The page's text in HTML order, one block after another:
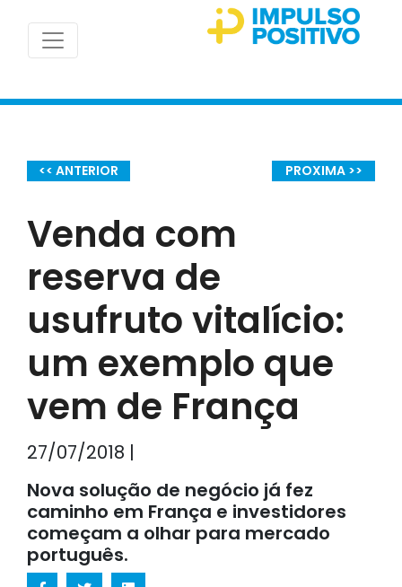
<< ANTERIOR PROXIMA >>
Venda com
reserva de
usufruto vitalício:
um exemplo que
vem de França
27/07/2018 |
Nova solução de negócio já fez
caminho em França e investidores
começam a olhar para mercado
português.